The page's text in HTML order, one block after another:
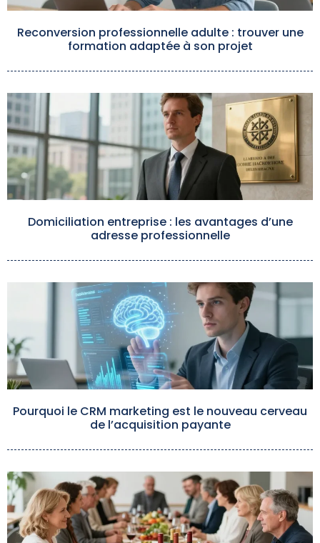
Reconversion professionnelle adulte : trouver une
formation adaptée à son projet
Domiciliation entreprise : les avantages d’une
adresse professionnelle
Pourquoi le CRM marketing est le nouveau cerveau
de l’acquisition payante